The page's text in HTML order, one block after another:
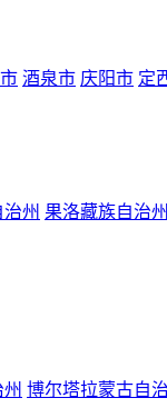
酒泉市 庆阳市 定
州 果洛藏族自治州
博尔塔拉蒙古自